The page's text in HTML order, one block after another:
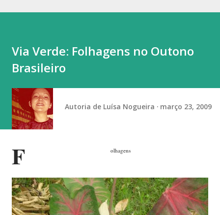
Via Verde: Folhagens no Outono
Brasileiro
Autoria de Luísa Nogueira março 23, 2009
F olhagens